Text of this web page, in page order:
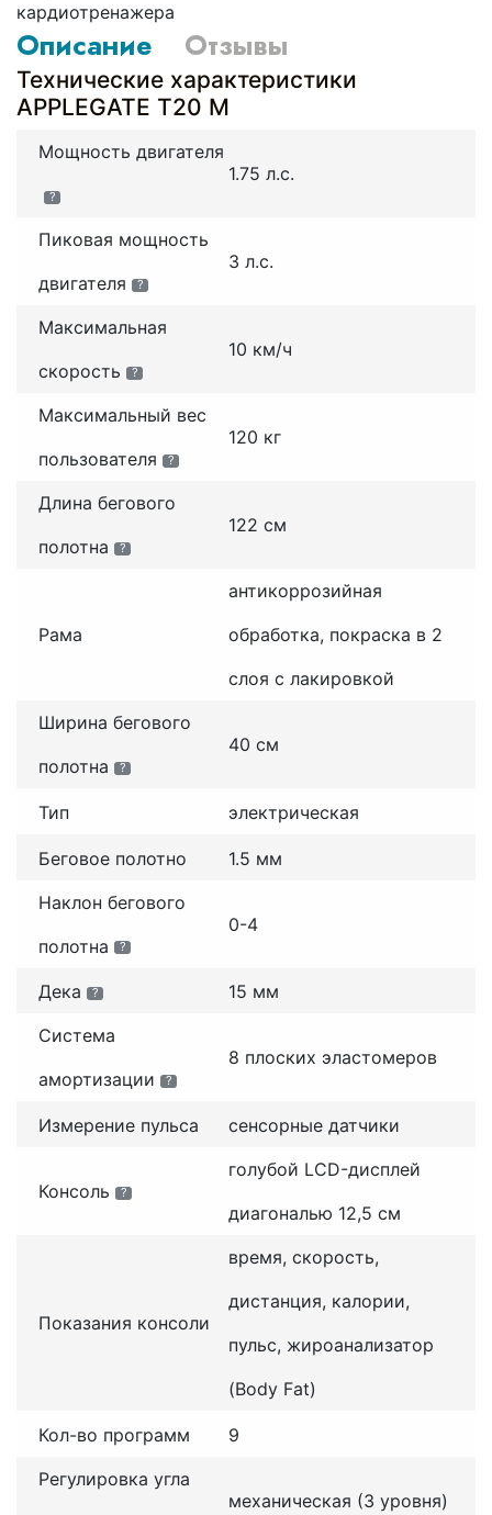
кардиотренажера
Описание Отзывы
Технические характеристики
APPLEGATE T20 М
Мощность двигателя
?
1.75 л.с.
Пиковая мощность
двигателя
?
3 л.с.
Максимальная
скорость
?
10 км/ч
Максимальный вес
пользователя
?
120 кг
Длина бегового
полотна
?
122 см
Рама
антикоррозийная
обработка, покраска в 2
слоя с лакировкой
Ширина бегового
полотна
?
40 см
Тип электрическая
Беговое полотно
1.5 мм
Наклон бегового
полотна
?
0-4
Дека ?
15 мм
Система
амортизации
?
8 плоских эластомеров
Измерение пульса сенсорные датчики
Консоль ?
голубой LCD-дисплей
диагональю 12,5 см
Показания консоли
время, скорость,
дистанция, калории,
пульс, жироанализатор
(Body Fat)
Кол-во программ
9
Регулировка угла
механическая (3 уровня)